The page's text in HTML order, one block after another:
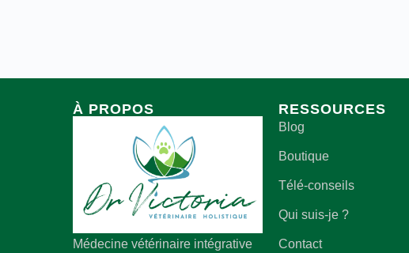
À PROPOS
Médecine vétérinaire intégrative
RESSOURCES
Blog
Boutique
Télé-conseils
Qui suis-je ?
Contact